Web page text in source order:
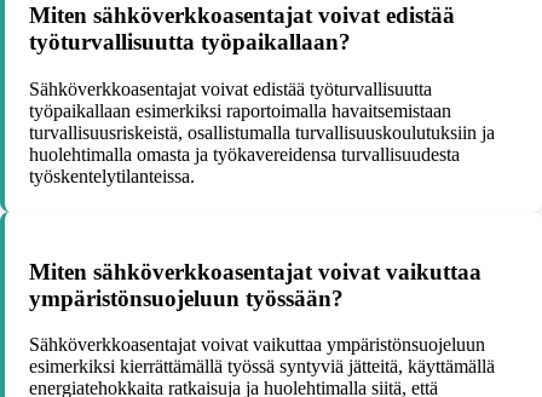
Miten sähköverkkoasentajat voivat edistää
työturvallisuutta työpaikallaan?
Sähköverkkoasentajat voivat edistää työturvallisuutta
työpaikallaan esimerkiksi raportoimalla havaitsemistaan
turvallisuusriskeistä, osallistumalla turvallisuuskoulutuksiin ja
huolehtimalla omasta ja työkavereidensa turvallisuudesta
työskentelytilanteissa.
Miten sähköverkkoasentajat voivat vaikuttaa
ympäristönsuojeluun työssään?
Sähköverkkoasentajat voivat vaikuttaa ympäristönsuojeluun
esimerkiksi kierrättämällä työssä syntyviä jätteitä, käyttämällä
energiatehokkaita ratkaisuja ja huolehtimalla siitä, että